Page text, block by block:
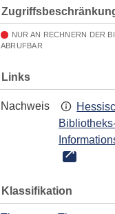
NUR AN RECHNERN DER
ABRUFBAR
Links
Nachweis
Klassifikation